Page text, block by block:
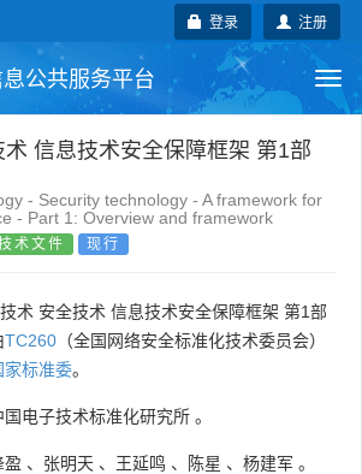
注册
登录
公共服务平台
行业标准 地方标准
企业标准 国际标准
信息技术安全保障框架 第1部
- Security technology - A framework for
- Part 1: Overview and framework
术文件 现行
术 安全技术 信息技术安全保障框架 第1部
TC260 （全国网络安全标准化技术委员会）
家标准委。
国电子技术标准化研究所 。
盈 、 张明天 、 王延鸣 、 陈星 、 杨建军 。